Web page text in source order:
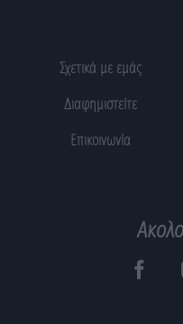
Σχετικά με εμάς
Διαφημιστείτε
Επικοινωνία